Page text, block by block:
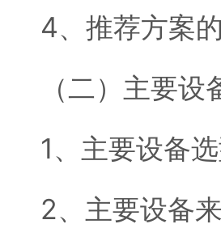
4、推荐方案
（二）主要设
1、主要设备
2、主要设备